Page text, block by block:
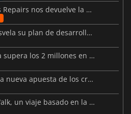
ReStory: Chill Electronics Repairs nos devuelve la nostalgia de los 2000
MARVEL Tōkon sale y desvela su plan de desarrollo para el primer año
Resident Evil Veronica ya supera los 2 millones en listas de deseados
Beast of Reincarnation: la nueva apuesta de los creadores de Pokémon
Ya está disponible Big Walk, un viaje basado en la amistad